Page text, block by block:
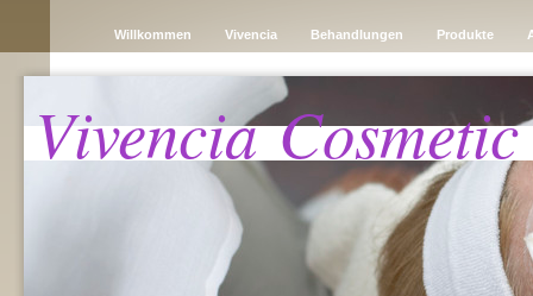
Willkommen Vivencia Behandlungen Produkte
Vivencia Cosmetic